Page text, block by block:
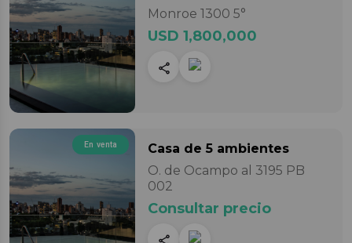
Monroe 1300 5°
USD 1,800,000
En venta Casa de 5 ambientes
O. de Ocampo al 3195 PB
002
Consultar precio